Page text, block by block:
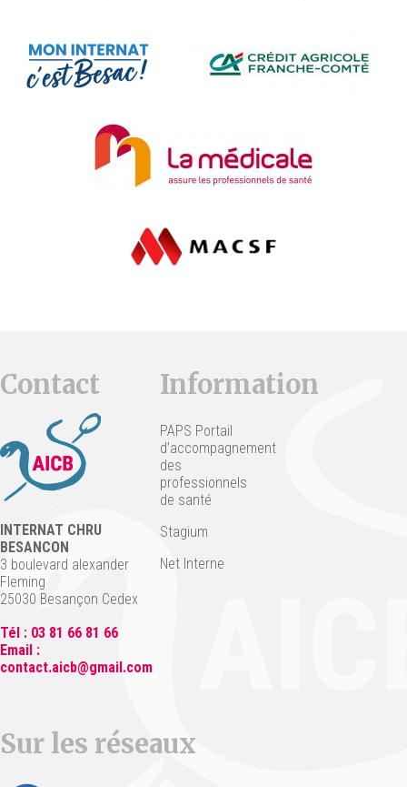
Contact
INTERNAT CHRU
BESANCON
3 boulevard alexander
Fleming
25030 Besançon Cedex
Tél : 03 81 66 81 66
Email :
contact.aicb@gmail.com
Information
PAPS Portail
d’accompagnement
des
professionnels
de santé
Stagium
Net Interne
Sur les réseaux